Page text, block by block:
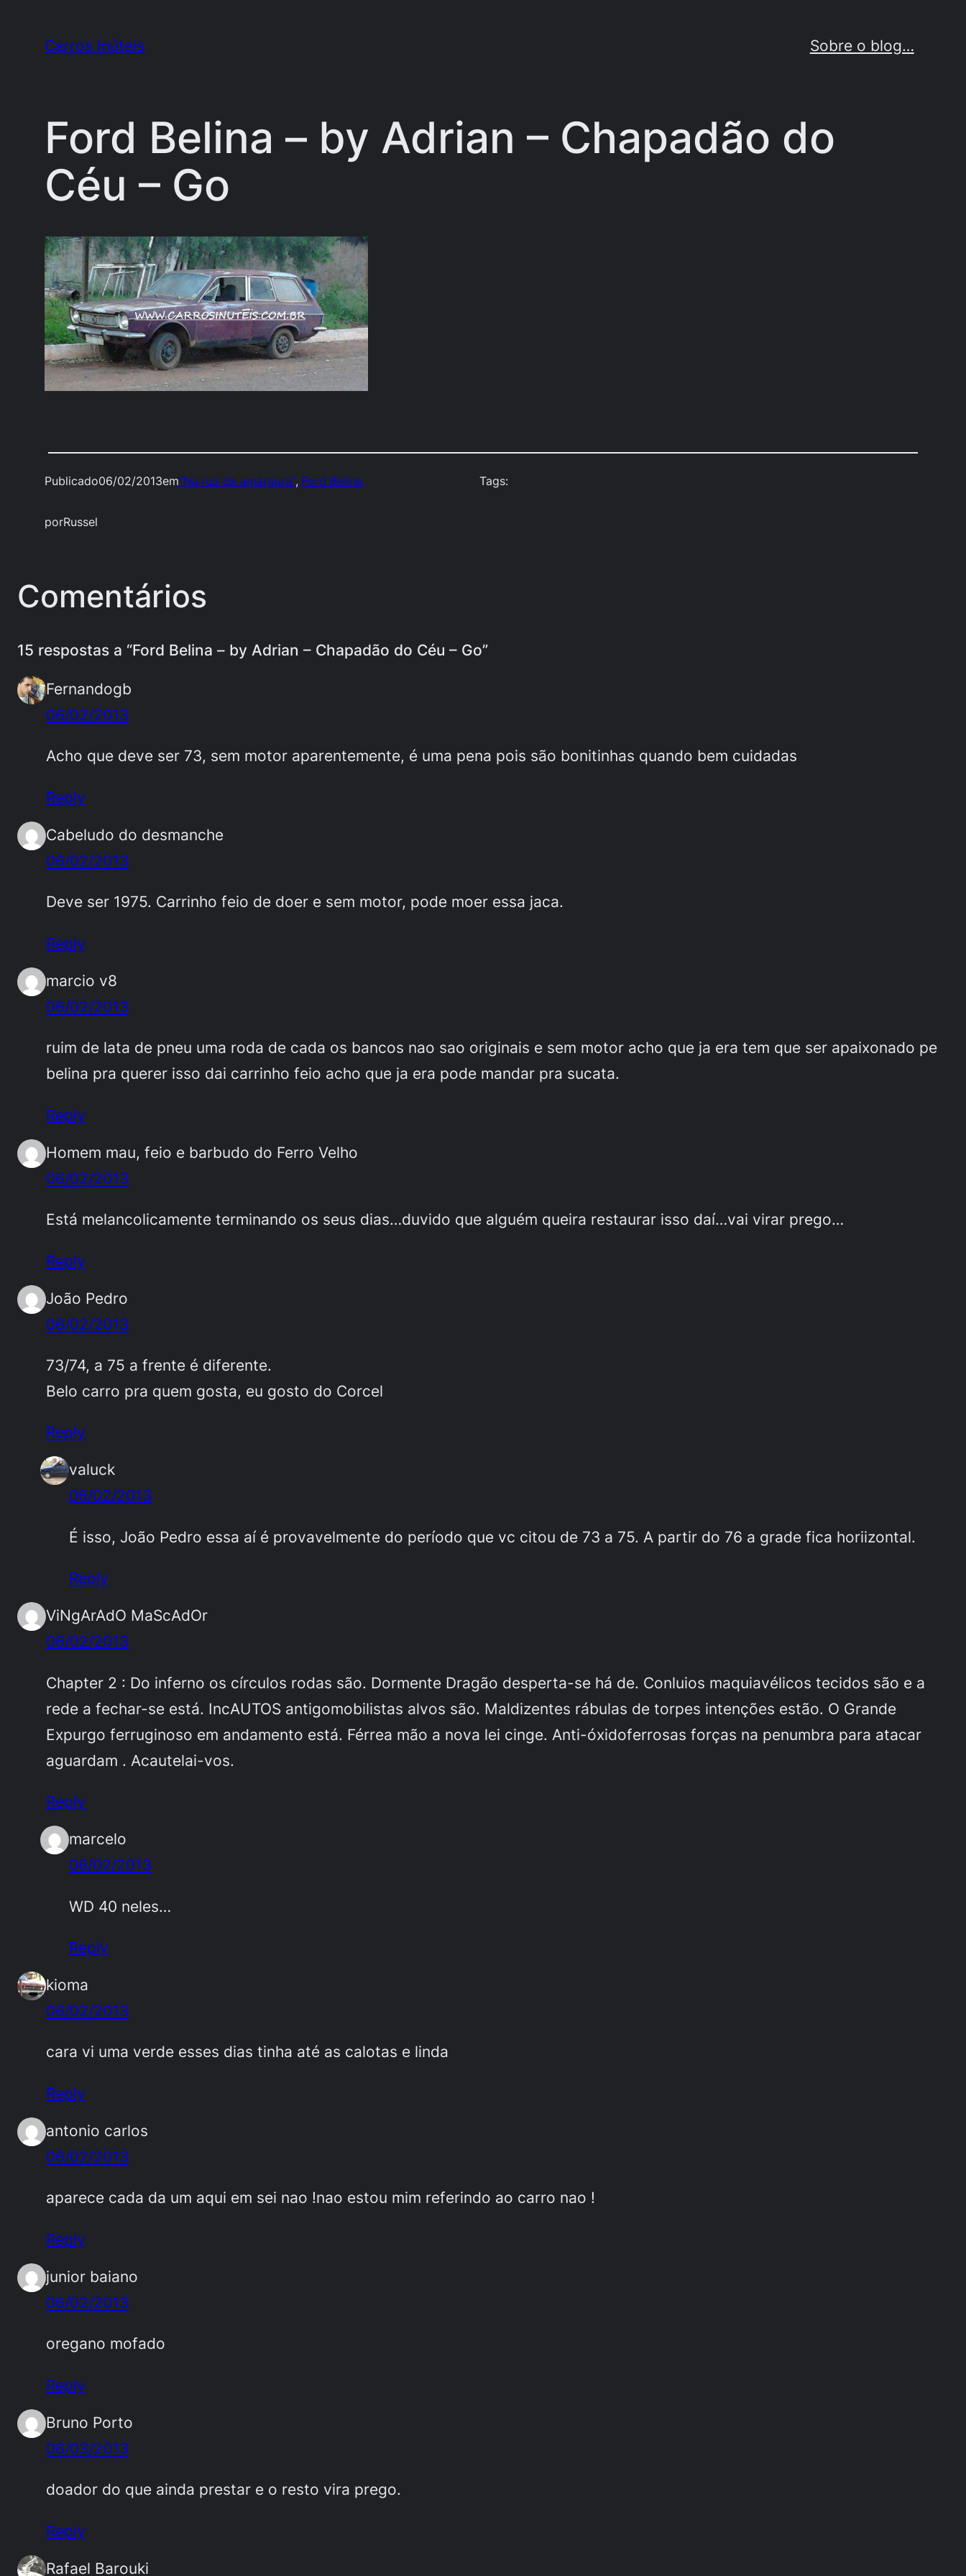
Carros Inúteis Sobre o blog…
Ford Belina – by Adrian – Chapadão do
Céu – Go
Publicado06/02/2013em"Na rua da amargura", Ford Belina
porRussel
Tags:
Comentários
15 respostas a “Ford Belina – by Adrian – Chapadão do Céu – Go”
Fernandogb
06/02/2013
Acho que deve ser 73, sem motor aparentemente, é uma pena pois são bonitinhas quando bem cuidadas
Reply
Cabeludo do desmanche
06/02/2013
Deve ser 1975. Carrinho feio de doer e sem motor, pode moer essa jaca.
Reply
marcio v8
06/02/2013
ruim de lata de pneu uma roda de cada os bancos nao sao originais e sem motor acho que ja era tem que ser apaixonado pe
belina pra querer isso dai carrinho feio acho que ja era pode mandar pra sucata.
Reply
Homem mau, feio e barbudo do Ferro Velho
06/02/2013
Está melancolicamente terminando os seus dias…duvido que alguém queira restaurar isso daí…vai virar prego…
Reply
João Pedro
06/02/2013
73/74, a 75 a frente é diferente.
Belo carro pra quem gosta, eu gosto do Corcel
Reply
valuck
06/02/2013
É isso, João Pedro essa aí é provavelmente do período que vc citou de 73 a 75. A partir do 76 a grade fica horiizontal.
Reply
ViNgArAdO MaScAdOr
06/02/2013
Chapter 2 : Do inferno os círculos rodas são. Dormente Dragão desperta-se há de. Conluios maquiavélicos tecidos são e a
rede a fechar-se está. IncAUTOS antigomobilistas alvos são. Maldizentes rábulas de torpes intenções estão. O Grande
Expurgo ferruginoso em andamento está. Férrea mão a nova lei cinge. Anti-óxidoferrosas forças na penumbra para atacar
aguardam . Acautelai-vos.
Reply
marcelo
06/02/2013
WD 40 neles…
Reply
kioma
06/02/2013
cara vi uma verde esses dias tinha até as calotas e linda
Reply
antonio carlos
06/02/2013
aparece cada da um aqui em sei nao !nao estou mim referindo ao carro nao !
Reply
junior baiano
06/02/2013
oregano mofado
Reply
Bruno Porto
06/03/2013
doador do que ainda prestar e o resto vira prego.
Reply
Rafael Barouki